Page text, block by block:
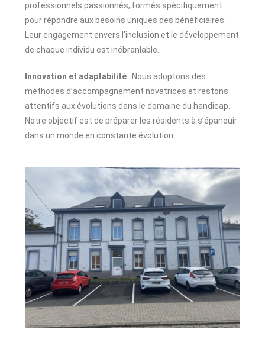
professionnels passionnés, formés spécifiquement
pour répondre aux besoins uniques des bénéficiaires.
Leur engagement envers l’inclusion et le développement
de chaque individu est inébranlable.
Innovation et adaptabilité : Nous adoptons des
méthodes d’accompagnement novatrices et restons
attentifs aux évolutions dans le domaine du handicap.
Notre objectif est de préparer les résidents à s’épanouir
dans un monde en constante évolution.